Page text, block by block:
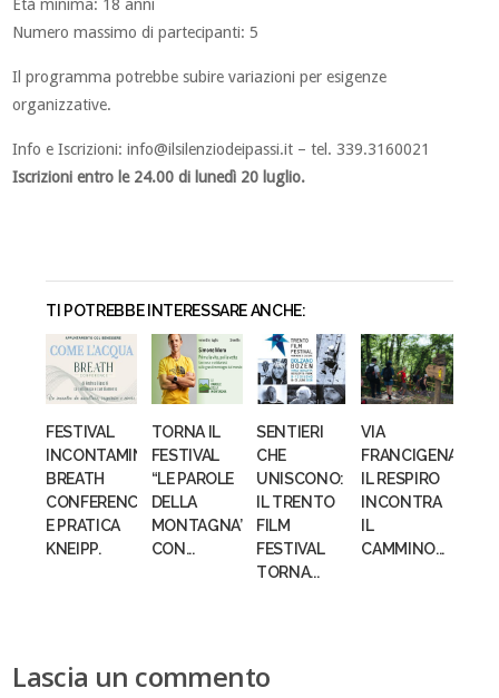
Età minima: 18 anni
Numero massimo di partecipanti: 5
Il programma potrebbe subire variazioni per esigenze
organizzative.
Info e Iscrizioni:info@ilsilenziodeipassi.it – tel. 339.3160021
Iscrizioni entro le 24.00 di lunedì 20 luglio.
TI POTREBBE INTERESSARE ANCHE:
FESTIVAL
INCONTAMINATO:
BREATH
CONFERENCE
E PRATICA
KNEIPP.
TORNA IL
FESTIVAL
“LE PAROLE
DELLA
MONTAGNA”
CON...
SENTIERI
CHE
UNISCONO:
IL TRENTO
FILM
FESTIVAL
TORNA...
VIA
FRANCIGENA:
IL RESPIRO
INCONTRA
IL
CAMMINO...
Lascia un commento